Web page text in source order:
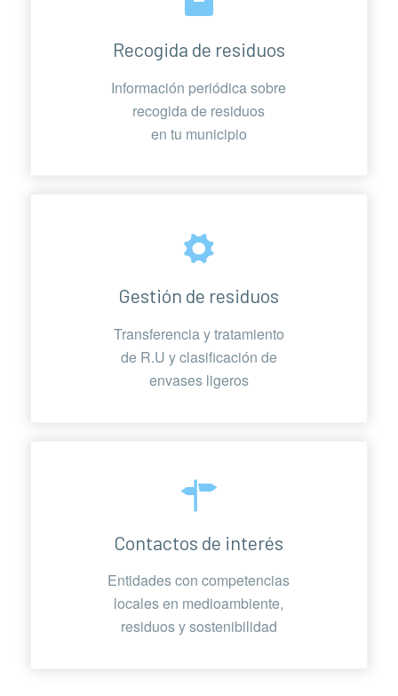
Recogida de residuos
Información periódica sobre
recogida de residuos
en tu municipio
Gestión de residuos
Transferencia y tratamiento
de R.U y clasificación de
envases ligeros
Contactos de interés
Entidades con competencias
locales en medioambiente,
residuos y sostenibilidad